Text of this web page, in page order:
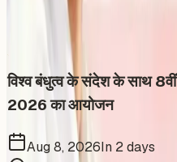
Similar events from the
विश्व बंधुत्व के संदेश के साथ
2026 का आयोजन
Aug 8, 2026In 2 days